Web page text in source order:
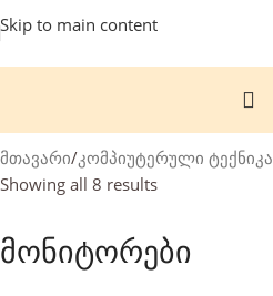
Skip to main content
მთავარი კომპიუტერული ტექნიკა
Showing all 8 results
მონიტორები